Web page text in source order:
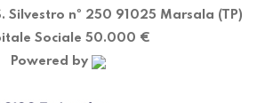
Silvestro nº 250 91025 Marsala (TP)
Sociale 50.000 €
Powered by